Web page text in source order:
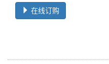
在线订购